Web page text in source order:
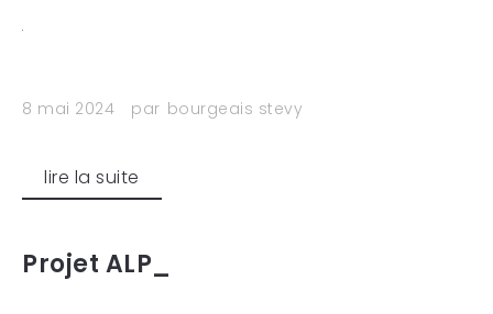
8 mai 2024 par bourgeais stevy
lire la suite
Projet ALP_